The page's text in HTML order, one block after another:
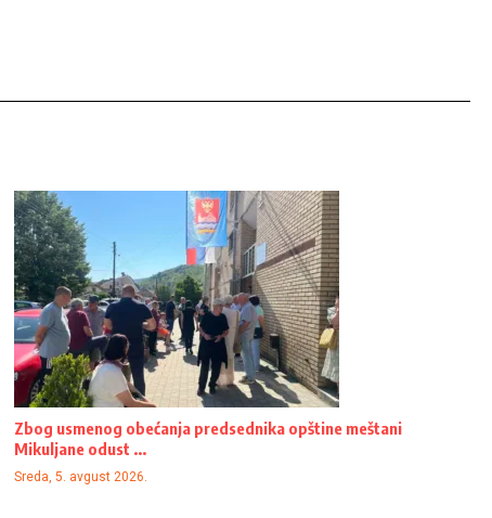
Zbog usmenog obećanja predsednika opštine meštani
Mikuljane odust ...
Sreda, 5. avgust 2026.